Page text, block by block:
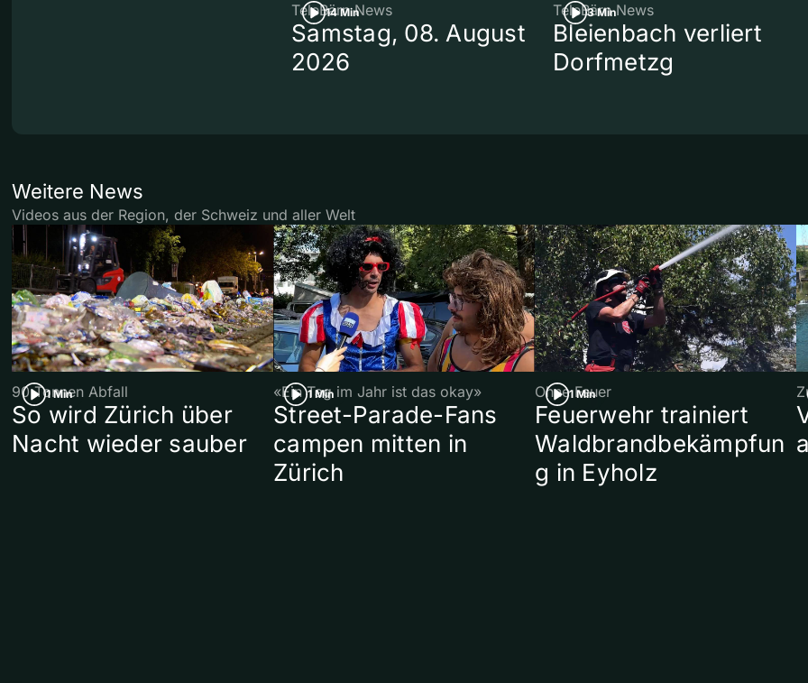
14 Min
TeleBärn News
Samstag, 08. August
2026
3 Min
TeleBärn News
Bleienbach verliert
Dorfmetzg
Weitere News
Videos aus der Region, der Schweiz und aller Welt
1 Min
90 Tonnen Abfall
So wird Zürich über
Nacht wieder sauber
1 Min
«Ein Tag im Jahr ist das okay»
Street-Parade-Fans
campen mitten in
Zürich
1 Min
Ohne Feuer
Feuerwehr trainiert
Waldbrandbekämpfun
g in Eyholz